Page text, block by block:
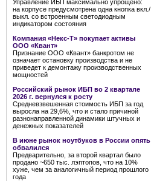
Управление ИБП максимально упрощено:
на корпусе предусмотрена одна кнопка вкл./
выкл. со встроенным светодиодным
индикатором состояния
Компания «Некс-Т» покупает активы
ООО «Квант»
Признание ООО «Квант» банкротом не
означает остановку производства и не
приведет к демонтажу производственных
мощностей
Российский рынок ИБП во 2 квартале
2026 г. вернулся к росту
Средневзвешенная стоимость ИБП за год
выросла на 29,6%, что и стало причиной
разнонаправленной динамики штучных и
денежных показателей
В июне рынок ноутбуков в России опять
обвалился
Предварительно, за второй квартал было
продано ~650 тыс. лэптопов, что на 10%
хуже, чем за аналогичный период прошлого
года